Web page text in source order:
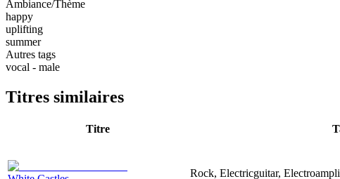
Ambiance/Thème
happy
uplifting
summer
Autres tags
vocal - male
Titres similaires
Titre
Rock, Electricguitar,